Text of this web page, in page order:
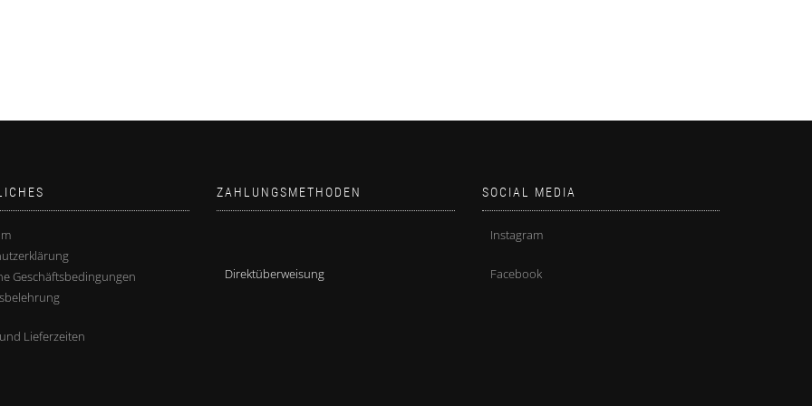
Geschäftsbedingungen
Lieferzeiten
ZAHLUNGSMETHODEN
Direktüberweisung
SOCIAL MEDIA
Instagram
Facebook